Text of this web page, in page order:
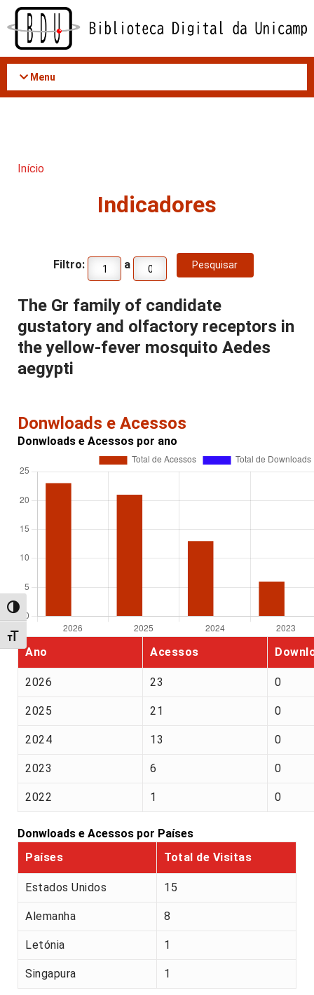
Acessar
conteúdo
Alternar alto contraste
Alternar tamanho da fonte
Menu
Início
Indicadores
Filtro: a
The Gr family of candidate
gustatory and olfactory receptors in
the yellow-fever mosquito Aedes
aegypti
Donwloads e Acessos
Donwloads e Acessos por ano
Ano Acessos
2026 23 0
2025 21 0
2024 13 0
2023 6 0
2022 1 0
Donwloads e Acessos por Países
Países
Total de Visitas
Estados Unidos 15
Alemanha 8
Letónia 1
Singapura 1